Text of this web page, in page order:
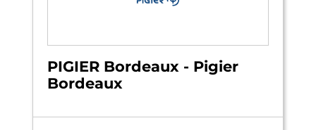
PIGIER Bordeaux - Pigier
Bordeaux